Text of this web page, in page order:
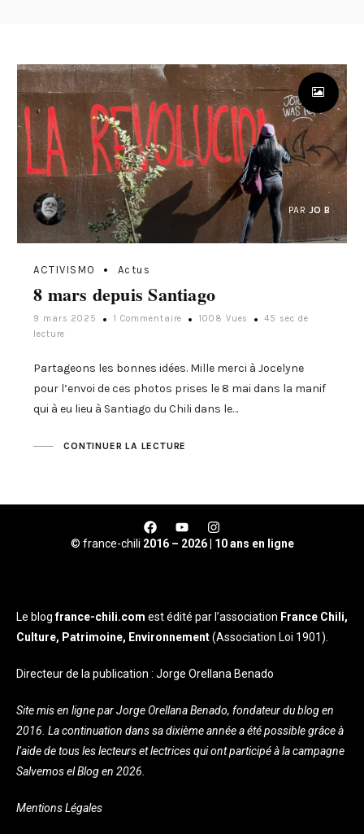
PAR JO B
ACTIVISMO Actus
8 mars depuis Santiago
9 mars 2025 1 Commentaire 1008 Vues
45 sec de
lecture
Partageons les bonnes idées. Mille merci à Jocelyne
pour l’envoi de ces photos prises le 8 mai dans la manif
qui à eu lieu à Santiago du Chili dans le…
CONTINUER LA LECTURE
© france-chili 2016 – 2026 | 10 ans en ligne
Le blogfrance-chili.com est édité par l’association France Chili,
Culture, Patrimoine, Environnement(Association Loi 1901).
Directeur de la publication : Jorge Orellana Benado
Site mis en ligne par Jorge Orellana Benado, fondateur du blog en
2016. La continuation dans sa dixième année a été possible grâce à
l’aide de tous les lecteurs et lectrices qui ont participé à la campagne
Salvemos el Blog en 2026.
Mentions Légales